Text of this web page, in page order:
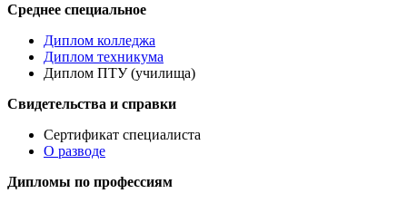
Среднее специальное
Диплом колледжа
Диплом техникума
Диплом ПТУ (училища)
Свидетельства и справки
Сертификат специалиста
О разводе
Дипломы по профессиям